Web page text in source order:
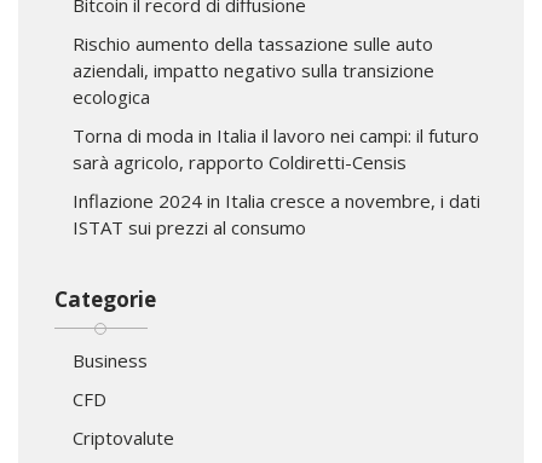
Bitcoin il record di diffusione
Rischio aumento della tassazione sulle auto
aziendali, impatto negativo sulla transizione
ecologica
Torna di moda in Italia il lavoro nei campi: il futuro
sarà agricolo, rapporto Coldiretti-Censis
Inflazione 2024 in Italia cresce a novembre, i dati
ISTAT sui prezzi al consumo
Categorie
Business
CFD
Criptovalute